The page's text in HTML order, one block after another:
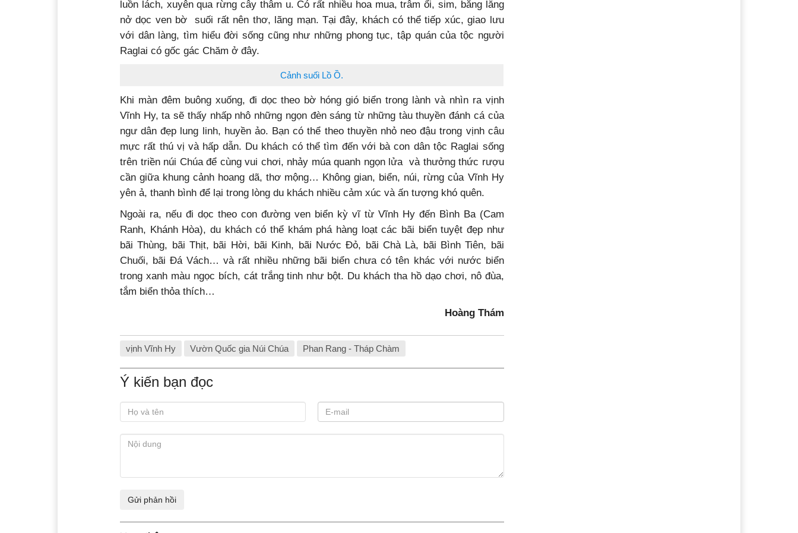
luồn lách, xuyên qua rừng cây thâm u. Có rất nhiều hoa mua, trâm ổi, sim, bằng lăng
nở dọc ven bờ suối rất nên thơ, lãng mạn. Tại đây, khách có thể tiếp xúc, giao lưu
với dân làng, tìm hiểu đời sống cũng như những phong tục, tập quán của tộc người
Raglai có gốc gác Chăm ở đây.
Cảnh suối Lồ Ồ.
Khi màn đêm buông xuống, đi dọc theo bờ hóng gió biển trong lành và nhìn ra vịnh
Vĩnh Hy, ta sẽ thấy nhấp nhô những ngọn đèn sáng từ những tàu thuyền đánh cá của
ngư dân đẹp lung linh, huyền ảo. Bạn có thể theo thuyền nhỏ neo đậu trong vịnh câu
mực rất thú vị và hấp dẫn. Du khách có thể tìm đến với bà con dân tộc Raglai sống
trên triền núi Chúa để cùng vui chơi, nhảy múa quanh ngọn lửa và thưởng thức rượu
cần giữa khung cảnh hoang dã, thơ mộng… Không gian, biển, núi, rừng của Vĩnh Hy
yên ả, thanh bình để lại trong lòng du khách nhiều cảm xúc và ấn tượng khó quên.
Ngoài ra, nếu đi dọc theo con đường ven biển kỳ vĩ từ Vĩnh Hy đến Bình Ba (Cam
Ranh, Khánh Hòa), du khách có thể khám phá hàng loạt các bãi biển tuyệt đẹp như
bãi Thùng, bãi Thịt, bãi Hời, bãi Kinh, bãi Nước Đỏ, bãi Chà Là, bãi Bình Tiên, bãi
Chuối, bãi Đá Vách… và rất nhiều những bãi biển chưa có tên khác với nước biển
trong xanh màu ngọc bích, cát trắng tinh như bột. Du khách tha hồ dạo chơi, nô đùa,
tắm biển thỏa thích…
Hoàng Thám
vịnh Vĩnh Hy Vườn Quốc gia Núi Chúa Phan Rang - Tháp Chàm
Ý kiến bạn đọc